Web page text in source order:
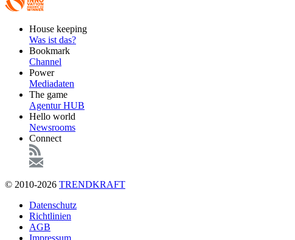
FooterHouse keeping
Was ist das?
Bookmark
Channel
Power
Mediadaten
The game
Agentur HUB
Hello world
Newsrooms
Connect
© 2010-2026 TRENDKRAFT
FußzeileDatenschutz
Richtlinien
AGB
Impressum